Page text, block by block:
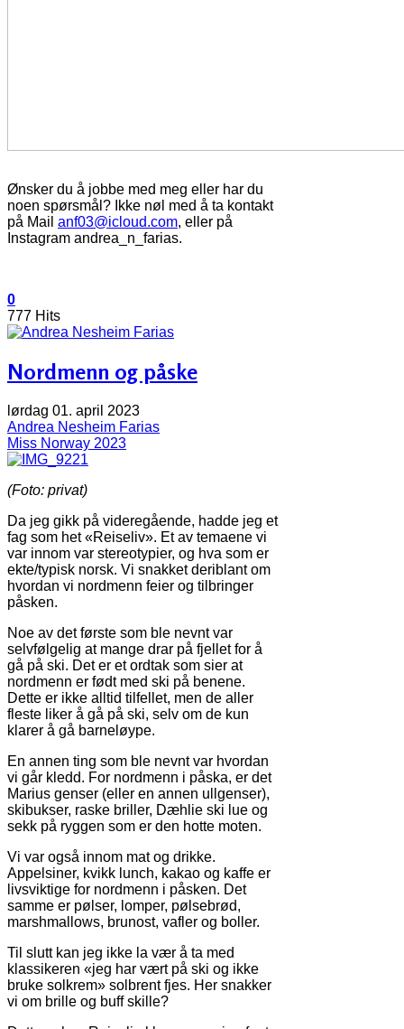
Ønsker du å jobbe med meg eller har du
noen spørsmål? Ikke nøl med å ta kontakt
på Mail anf03@icloud.com, eller på
Instagram andrea_n_farias.
0
777 Hits
Nordmenn og påske
lørdag 01. april 2023
Andrea Nesheim Farias
Miss Norway 2023
(Foto: privat)
Da jeg gikk på videregående, hadde jeg et
fag som het «Reiseliv». Et av temaene vi
var innom var stereotypier, og hva som er
ekte/typisk norsk. Vi snakket deriblant om
hvordan vi nordmenn feier og tilbringer
påsken.
Noe av det første som ble nevnt var
selvfølgelig at mange drar på fjellet for å
gå på ski. Det er et ordtak som sier at
nordmenn er født med ski på benene.
Dette er ikke alltid tilfellet, men de aller
fleste liker å gå på ski, selv om de kun
klarer å gå barneløype.
En annen ting som ble nevnt var hvordan
vi går kledd. For nordmenn i påska, er det
Marius genser (eller en annen ullgenser),
skibukser, raske briller, Dæhlie ski lue og
sekk på ryggen som er den hotte moten.
Vi var også innom mat og drikke.
Appelsiner, kvikk lunch, kakao og kaffe er
livsviktige for nordmenn i påsken. Det
samme er pølser, lomper, pølsebrød,
marshmallows, brunost, vafler og boller.
Til slutt kan jeg ikke la vær å ta med
klassikeren «jeg har vært på ski og ikke
bruke solkrem» solbrent fjes. Her snakker
vi om brille og buff skille?